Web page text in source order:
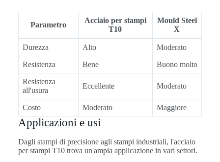
Parametro
Acciaio per stampi
T10
Mould Steel
X
Durezza Alto Moderato
Resistenza Bene Buono molto
Resistenza
all'usura
Eccellente Moderato
Costo Moderato Maggiore
Applicazioni e usi
Dagli stampi di precisione agli stampi industriali, l'acciaio
per stampi T10 trova un'ampia applicazione in vari settori.